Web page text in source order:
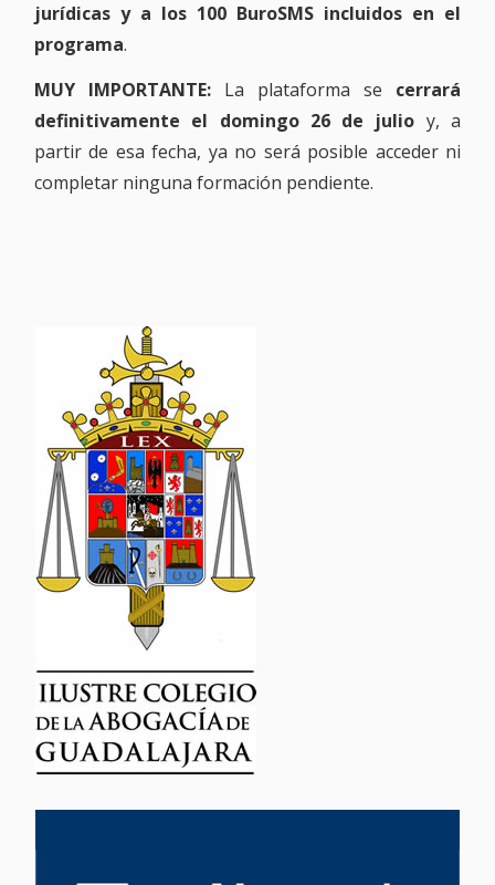
jurídicas y a los 100 BuroSMS incluidos en el
programa.
MUY IMPORTANTE: La plataforma se cerrará
definitivamente el domingo 26 de julio y, a
partir de esa fecha, ya no será posible acceder ni
completar ninguna formación pendiente.